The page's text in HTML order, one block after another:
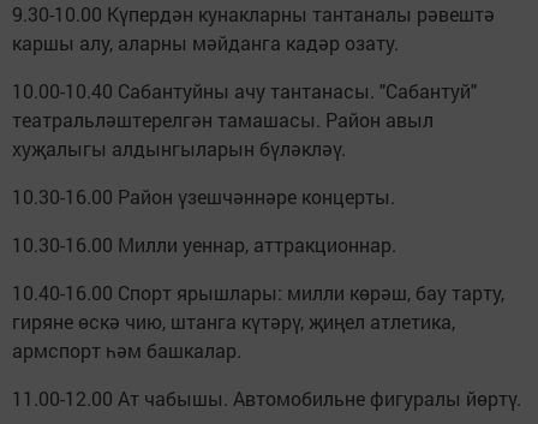
9.30-10.00 Күпердән кунакларны тантаналы рәвештә
каршы алу, аларны мәйданга кадәр озату.
10.00-10.40 Сабантуйны ачу тантанасы. "Сабантуй"
театральләштерелгән тамашасы. Район авыл
хуҗалыгы алдынгыларын бүләкләү.
10.30-16.00 Район үзешчәннәре концерты.
10.30-16.00 Милли уеннар, аттракционнар.
10.40-16.00 Спорт ярышлары: милли көрәш, бау тарту,
гиряне өскә чию, штанга күтәрү, җиңел атлетика,
армспорт һәм башкалар.
11.00-12.00 Ат чабышы. Автомобильне фигуралы йөртү.